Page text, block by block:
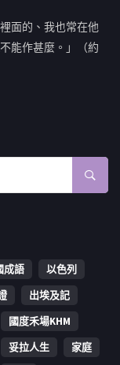
面的、我也常在他
能作甚麼。」（約
成語
以色列
出埃及記
國度禾場KHM
妥拉人生
家庭